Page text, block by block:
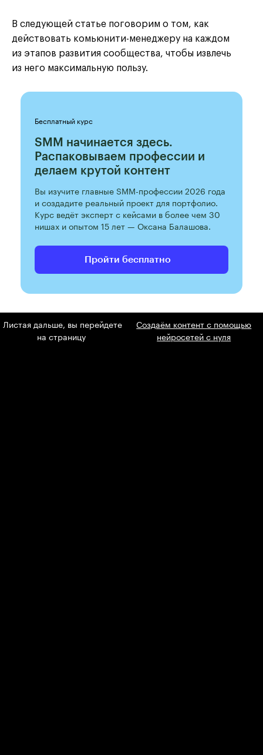
В следующей статье поговорим о том, как
действовать комьюнити-менеджеру на каждом
из этапов развития сообщества, чтобы извлечь
из него максимальную пользу.
Бесплатный курс
SMM начинается здесь.
Распаковываем профессии и
делаем крутой контент
Вы изучите главные SMM-профессии 2026 года
и создадите реальный проект для портфолио.
Курс ведёт эксперт с кейсами в более чем 30
нишах и опытом 15 лет — Оксана Балашова.
Пройти бесплатно
Листая дальше, вы перейдете
на страницу
Создаём контент с помощью
нейросетей с нуля